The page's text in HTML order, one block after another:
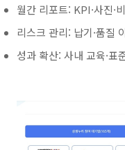
월간 리포트: KPI·사진·
리스크 관리: 납기·품질
성과 확산: 사내 교육·표